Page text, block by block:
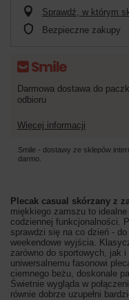
Sprawdź, w którym
Bezpieczne zakupy
Darmowa dostawa do
odbioru
Więcej informacji
Smile - dostawy ze sklepów
darmo.
Plecak casual skórzany z
miękkiego zamszu to
codziennej funkcjonalności.
sprawdzi się na co dzień -
weekendowe wyjścia.
zarówno do sportowych, jak
uniwersalnemu fasonowi
ciemnego beżu, doskonale
Świetnie wygląda w
równie dobrze uzupełni